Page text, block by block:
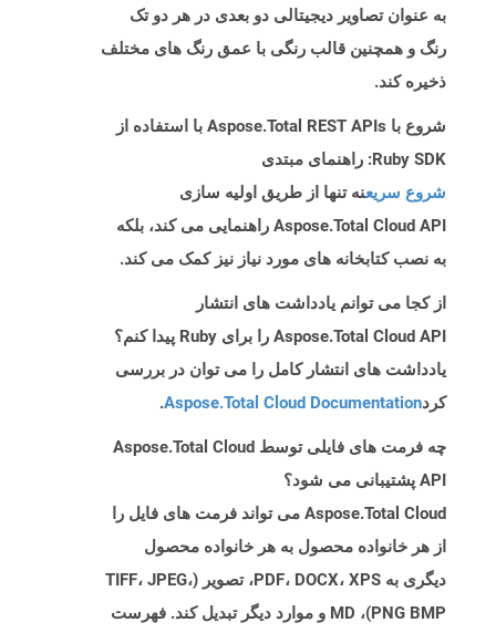
به عنوان تصاویر دیجیتالی دو بعدی در هر دو تک
رنگ و همچنین قالب رنگی با عمق رنگ های مختلف
ذخیره کند.
شروع با Aspose.Total REST APIs با استفاده از
Ruby SDK: راهنمای مبتدی
شروع سریعنه تنها از طریق اولیه سازی
Aspose.Total Cloud API راهنمایی می کند، بلکه
به نصب کتابخانه های مورد نیاز نیز کمک می کند.
از کجا می توانم یادداشت های انتشار
Aspose.Total Cloud API را برای Ruby پیدا کنم؟
یادداشت های انتشار کامل را می توان در بررسی
کردAspose.Total Cloud Documentation
.
چه فرمت های فایلی توسط Aspose.Total Cloud
API پشتیبانی می شود؟
Aspose.Total Cloud می تواند فرمت های فایل را
از هر خانواده محصول به هر خانواده محصول
دیگری به PDF، DOCX، XPS، تصویر (TIFF، JPEG،
PNG BMP)، MD و موارد دیگر تبدیل کند. فهرست